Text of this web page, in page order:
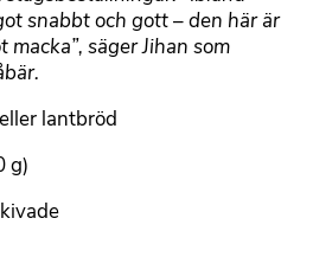
snabbt och gott – den här är
säger Jihan som
lantbröd
g)